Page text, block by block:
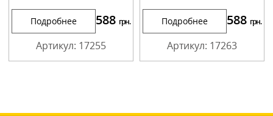
Подробнее 588 грн.
Артикул: 17255
Подробнее 588 грн.
Артикул: 17263